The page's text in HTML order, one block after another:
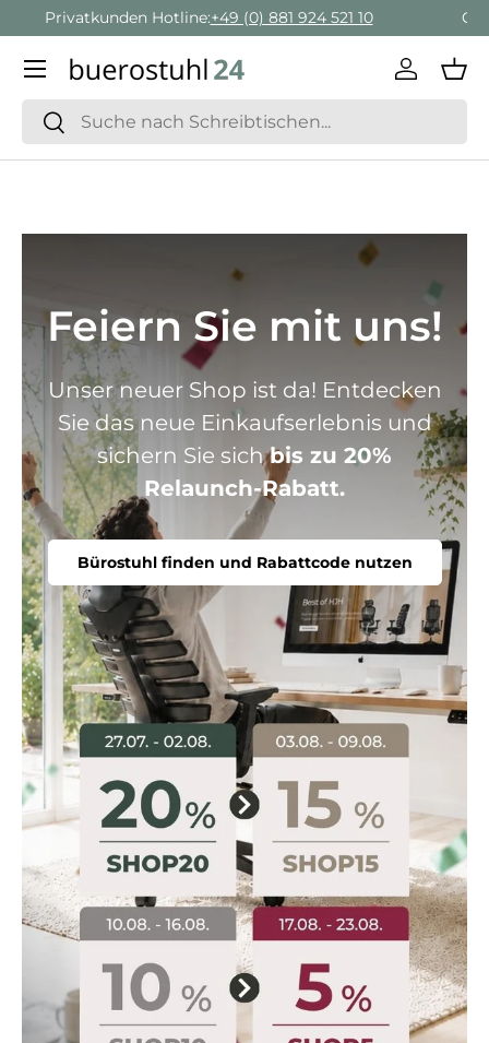
Direkt zum Inhalt
Geschäftskunden Beratung: + 49 (0) 881 924 521 22
Suchen
Suchen
Menü
Feiern Sie mit uns!
Unser neuer Shop ist da! Entdecken
Sie das neue Einkaufserlebnis und
sichern Sie sichbis zu 20%
Relaunch-Rabatt.
Bürostuhl finden und Rabattcode nutzen